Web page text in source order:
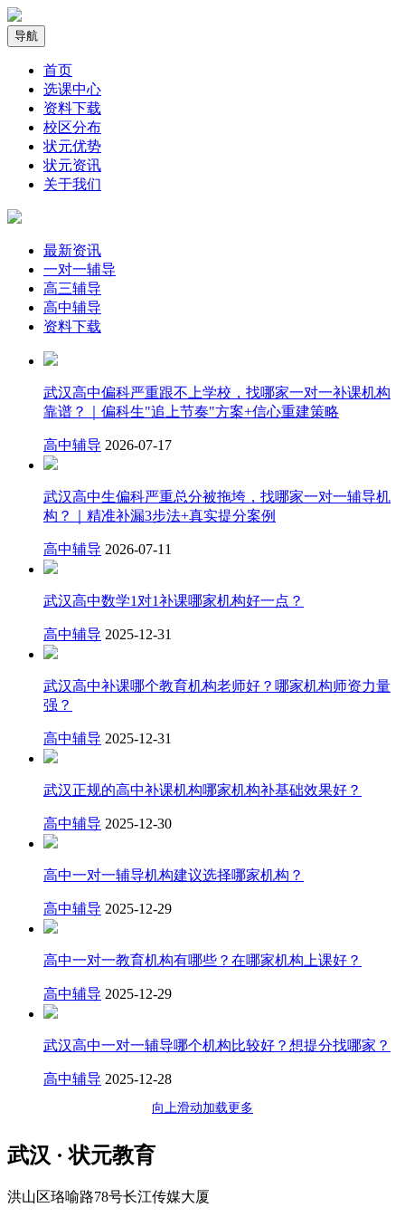
导航
首页
选课中心
资料下载
校区分布
状元优势
状元资讯
关于我们
最新资讯
一对一辅导
高三辅导
高中辅导
资料下载
武汉高中偏科严重跟不上学校，找哪家一对一补课机构
靠谱？｜偏科生"追上节奏"方案+信心重建策略
高中辅导 2026-07-17
武汉高中生偏科严重总分被拖垮，找哪家一对一辅导机
构？｜精准补漏3步法+真实提分案例
高中辅导 2026-07-11
武汉高中数学1对1补课哪家机构好一点？
高中辅导 2025-12-31
武汉高中补课哪个教育机构老师好？哪家机构师资力量
强？
高中辅导 2025-12-31
武汉正规的高中补课机构哪家机构补基础效果好？
高中辅导 2025-12-30
高中一对一辅导机构建议选择哪家机构？
高中辅导 2025-12-29
高中一对一教育机构有哪些？在哪家机构上课好？
高中辅导 2025-12-29
武汉高中一对一辅导哪个机构比较好？想提分找哪家？
高中辅导 2025-12-28
向上滑动加载更多
武汉 · 状元教育
洪山区珞喻路78号长江传媒大厦